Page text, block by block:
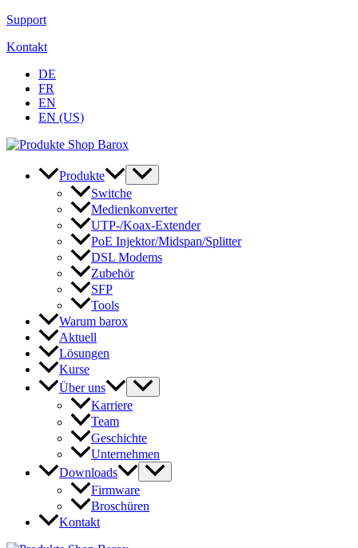
Zum
springen
Support
Kontakt
DE
FR
EN
EN (US)
Produkte
Switche
Medienkonverter
UTP-/Koax-Extender
PoE Injektor/Midspan/Splitter
DSL Modems
Zubehör
SFP
Tools
Warum barox
Aktuell
Lösungen
Kurse
Über uns
Karriere
Team
Geschichte
Unternehmen
Downloads
Firmware
Broschüren
Kontakt